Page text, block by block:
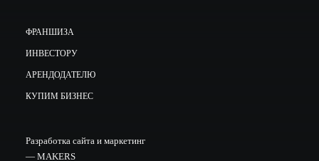
ФРАНШИЗА
ИНВЕСТОРУ
АРЕНДОДАТЕЛЮ
КУПИМ БИЗНЕС
Разработка сайта и маркетинг
— MAKERS